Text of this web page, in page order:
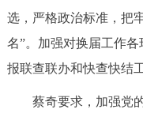
多语种
DEUTSCH
选，严格政治标准，把
名”。加强对换届工作
报联查联办和快查快结
蔡奇要求，加强党的